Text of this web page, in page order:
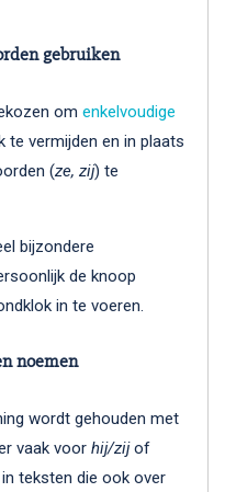
gebruiken
om enkelvoudige
te vermijden en in plaats
(ze, zij) te
bijzondere
de knoop
in te voeren.
noemen
wordt gehouden met
vaak voor hij/zijof
teksten die ook over